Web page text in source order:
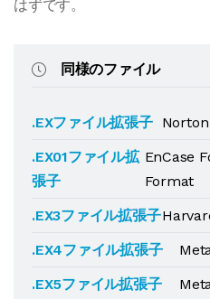
はずです。
同様のファイル
.EXファイル拡張子
.EX01ファイル拡
張子
EnCase
Format
.EX3ファイル拡張子
.EX4ファイル拡張子
.EX5ファイル拡張子